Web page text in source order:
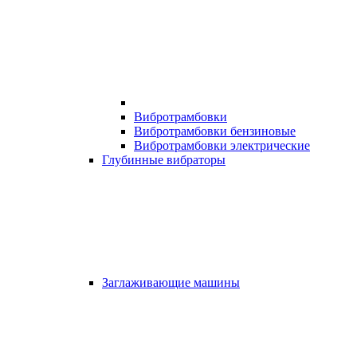
Вибротрамбовки
Вибротрамбовки бензиновые
Вибротрамбовки электрические
Глубинные вибраторы
Заглаживающие машины